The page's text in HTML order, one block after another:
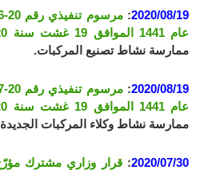
2020/08/19
:
عام 1441 الموافق 19 غشت سنة 2020
ممارسة نشاط تصنيع المركبات.
2020/08/19
:
عام 1441 الموافق 19 غشت سنة 2020
ممارسة نشاط وكلاء المركبات الجديدة
2020/07/30
: